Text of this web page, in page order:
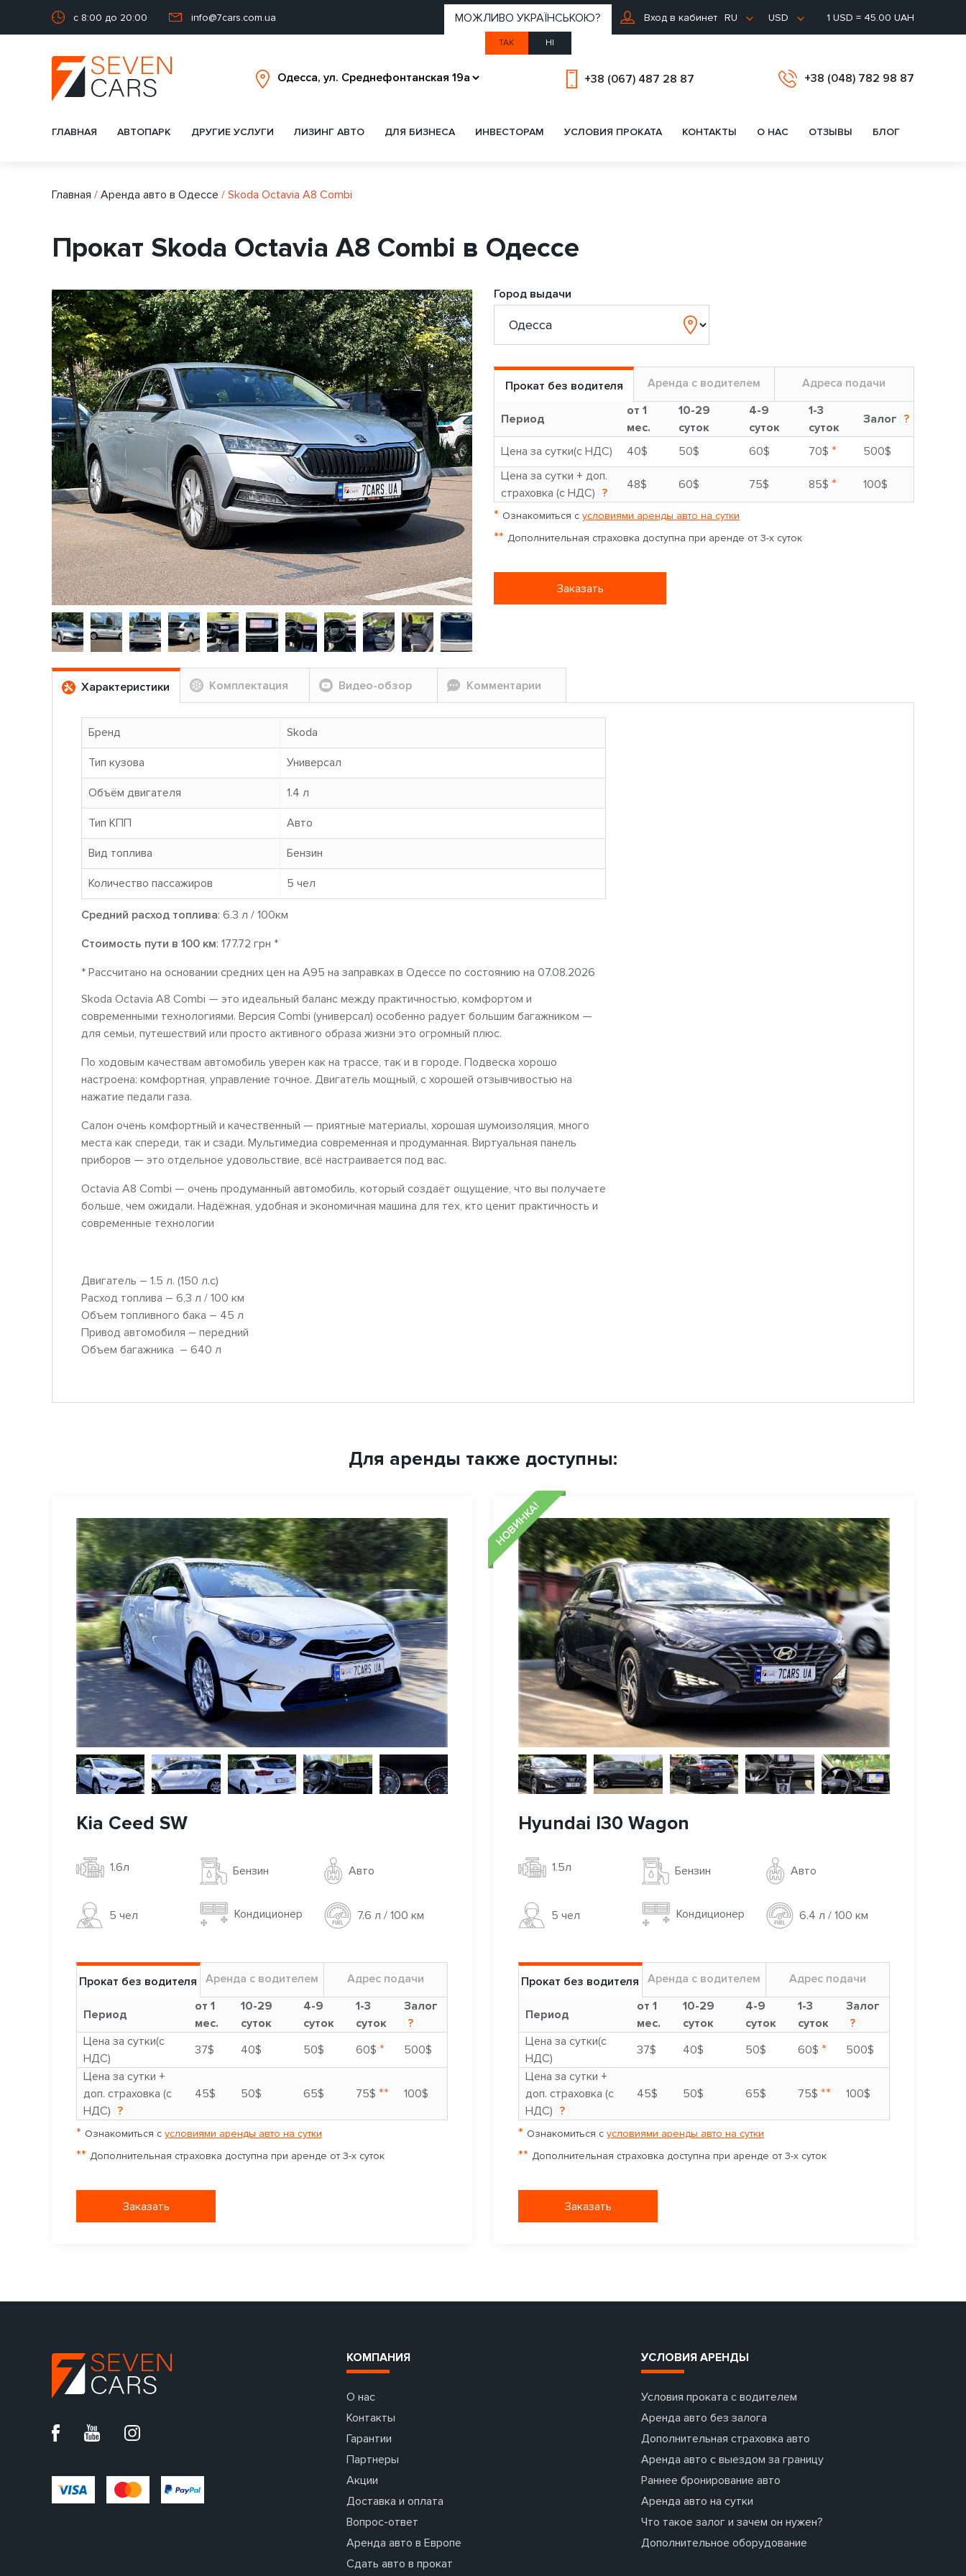
с 8:00 до 20:00 info@7cars.com.ua Вход в кабинет RU
МОЖЛИВО УКРАЇНСЬКОЮ?
ТАК НІ
USD 1 USD = 45.00 UAH
+38 (067) 487 28 87 +38 (048) 782 98 87
ГЛАВНАЯ АВТОПАРК ДРУГИЕ УСЛУГИ ЛИЗИНГ АВТО ДЛЯ БИЗНЕСА ИНВЕСТОРАМ УСЛОВИЯ ПРОКАТА КОНТАКТЫ О НАС ОТЗЫВЫ БЛОГ
Главная / Аренда авто в Одессе / Skoda Octavia A8 Combi
Прокат Skoda Octavia A8 Combi в Одессе
Город выдачи
Прокат без водителя Аренда с водителем Адреса подачи
Период
от 1
мес.
10-29
суток
4-9
суток
1-3
суток
Залог ?
Цена за сутки(с НДС) 40$ 50$ 60$ 70$ *
500$
Цена за сутки + доп.
страховка (с НДС) ?
48$ 60$ 75$ 85$ * 100$
* Ознакомиться с условиями аренды авто на сутки
** Дополнительная страховка доступна при аренде от 3-х суток
Заказать
Характеристики Комплектация Видео-обзор Комментарии
Бренд Skoda
Тип кузова Универсал
Объём двигателя 1.4 л
Тип КПП Авто
Вид топлива Бензин
Количество пассажиров 5 чел
Средний расход топлива: 6.3 л / 100км
Стоимость пути в 100 км: 177.72 грн *
* Рассчитано на основании средних цен на A95 на заправках в Одессе по состоянию на 07.08.2026
Skoda Octavia A8 Combi — это идеальный баланс между практичностью, комфортом и
современными технологиями. Версия Combi (универсал) особенно радует большим багажником —
для семьи, путешествий или просто активного образа жизни это огромный плюс.
По ходовым качествам автомобиль уверен как на трассе, так и в городе. Подвеска хорошо
настроена: комфортная, управление точное. Двигатель мощный, с хорошей отзывчивостью на
нажатие педали газа.
Салон очень комфортный и качественный — приятные материалы, хорошая шумоизоляция, много
места как спереди, так и сзади. Мультимедиа современная и продуманная. Виртуальная панель
приборов — это отдельное удовольствие, всё настраивается под вас.
Octavia A8 Combi — очень продуманный автомобиль, который создаёт ощущение, что вы получаете
больше, чем ожидали. Надёжная, удобная и экономичная машина для тех, кто ценит практичность и
современные технологии
Двигатель – 1.5 л. (150 л.с)
Расход топлива – 6,3 л / 100 км
Объем топливного бака – 45 л
Привод автомобиля – передний
Объем багажника – 640 л
Для аренды также доступны:
Kia Ceed SW
1.6л Бензин Авто
5 чел Кондиционер 7.6 л / 100 км
Прокат без водителя Аренда с водителем Адрес подачи
Период
от 1
мес.
10-29
суток
4-9
суток
1-3
суток
Залог
?
Цена за сутки(с
НДС)
37$ 40$ 50$ 60$ *
500$
Цена за сутки +
доп. страховка (с
НДС) ?
45$ 50$ 65$ 75$ ** 100$
* Ознакомиться с условиями аренды авто на сутки
** Дополнительная страховка доступна при аренде от 3-х суток
Заказать
НОВИНКА!
Hyundai I30 Wagon
1.5л Бензин Авто
5 чел Кондиционер 6.4 л / 100 км
Прокат без водителя Аренда с водителем Адрес подачи
Период
от 1
мес.
10-29
суток
4-9
суток
1-3
суток
Залог
?
Цена за сутки(с
НДС)
37$ 40$ 50$ 60$ *
500$
Цена за сутки +
доп. страховка (с
НДС) ?
45$ 50$ 65$ 75$ ** 100$
* Ознакомиться с условиями аренды авто на сутки
** Дополнительная страховка доступна при аренде от 3-х суток
Заказать
КОМПАНИЯ
О нас
Контакты
Гарантии
Партнеры
Акции
Доставка и оплата
Вопрос-ответ
Аренда авто в Европе
Сдать авто в прокат
УСЛОВИЯ АРЕНДЫ
Условия проката с водителем
Аренда авто без залога
Дополнительная страховка авто
Аренда авто с выездом за границу
Раннее бронирование авто
Аренда авто на сутки
Что такое залог и зачем он нужен?
Дополнительное оборудование